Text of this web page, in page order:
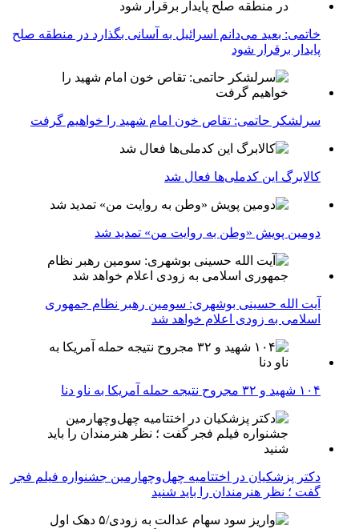
خاتمی: بعید می‌دانم اسرائیل به آسانی بگذارد در منطقه صلح
پایدار برقرار شود
سرلشکر حاتمی: تقاص خون امام شهید را خواهیم گرفت
کالابرگ این کدملی‌ها فعال شد
دومین پویش «وطن به روایت من» تمدید شد
آیت الله حسینی بوشهری: سومین رهبر نظام جمهوری
اسلامی به زودی اعلام خواهد شد
۱۰۴ شهید و ۳۲ مجروح نتیجه حمله آمریکا به ناو دنا
دکتر پزشکیان در اختتامیه چهل‌وچهارمین جشنواره فیلم فجر
گفت ؛ نظر هنرمندان را باید شنید